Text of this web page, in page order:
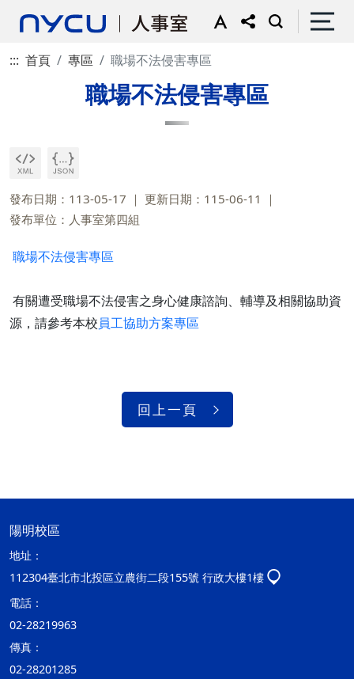
::: 首頁 專區 職場不法侵害專區
職場不法侵害專區
發布日期：113-05-17
更新日期：115-06-11
發布單位：人事室第四組
職場不法侵害專區
有關遭受職場不法侵害之身心健康諮詢、輔導及相關協助資
源，請參考本校員工協助方案專區
回上一頁
陽明校區
地址：
112304臺北市北投區立農街二段155號 行政大樓1樓
電話：
02-28219963
傳真：
02-28201285